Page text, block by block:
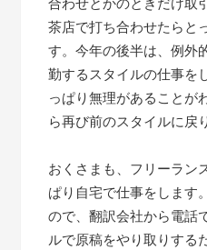
茶店で打ち合わせたらと
す。今年の後半は、例外
勤するスタイルの仕事を
っぱり無理があることが
ら再び前のスタイルに戻
おくさまも、フリーラン
ぱり自宅で仕事をします
ので、翻訳会社から電話
ルで原稿をやり取りする